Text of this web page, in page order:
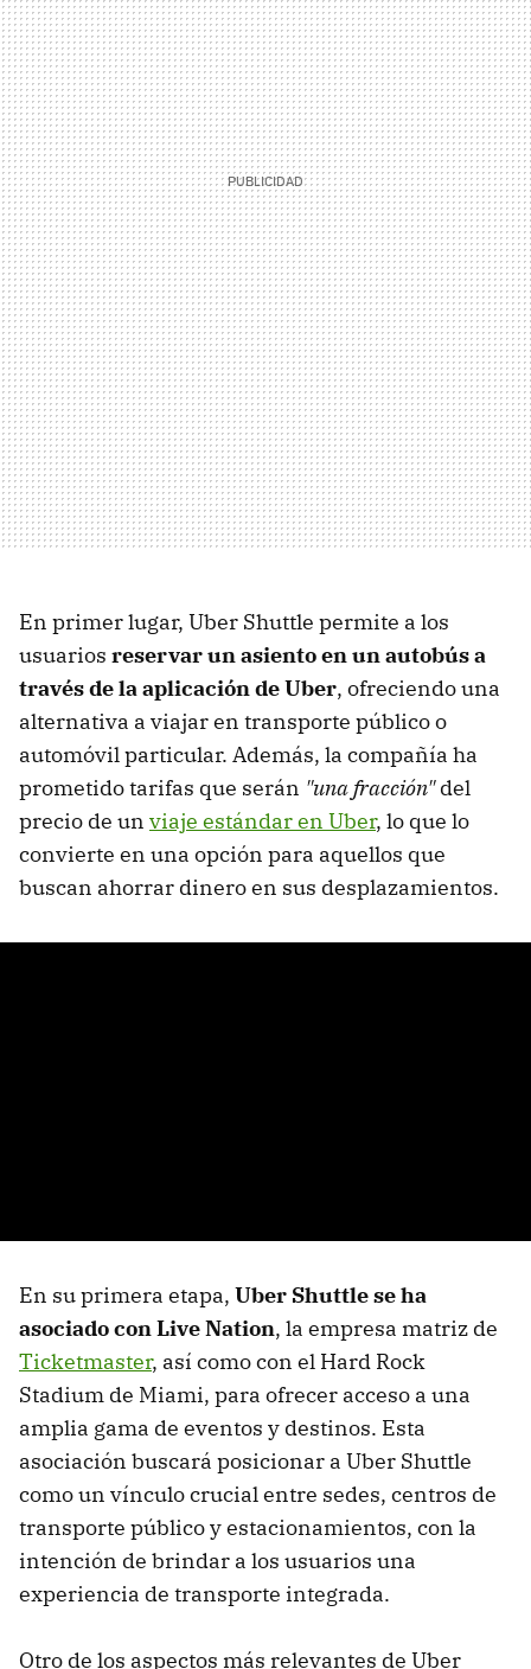
En primer lugar, Uber Shuttle permite a los
usuarios reservar un asiento en un autobús a
través de la aplicación de Uber, ofreciendo una
alternativa a viajar en transporte público o
automóvil particular. Además, la compañía ha
prometido tarifas que serán "una fracción"del
precio de un viaje estándar en Uber, lo que lo
convierte en una opción para aquellos que
buscan ahorrar dinero en sus desplazamientos.
En su primera etapa, Uber Shuttle se ha
asociado con Live Nation, la empresa matriz de
Ticketmaster, así como con el Hard Rock
Stadium de Miami, para ofrecer acceso a una
amplia gama de eventos y destinos. Esta
asociación buscará posicionar a Uber Shuttle
como un vínculo crucial entre sedes, centros de
transporte público y estacionamientos, con la
intención de brindar a los usuarios una
experiencia de transporte integrada.
Otro de los aspectos más relevantes de Uber